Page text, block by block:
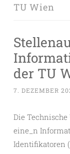
TU Wien
der TU
7. DEZEMBER
Die
eine_n
Identifikatoren